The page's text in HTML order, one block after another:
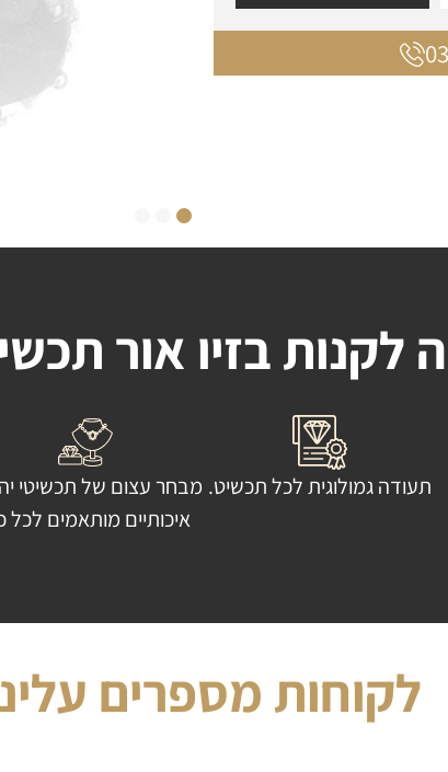
לקנות בזיו אור
תעודה גמולוגית לכל תכשיט. מבחר עצום של תכשיטי
איכותיים מותאמים לכל
לקוחות מספרים